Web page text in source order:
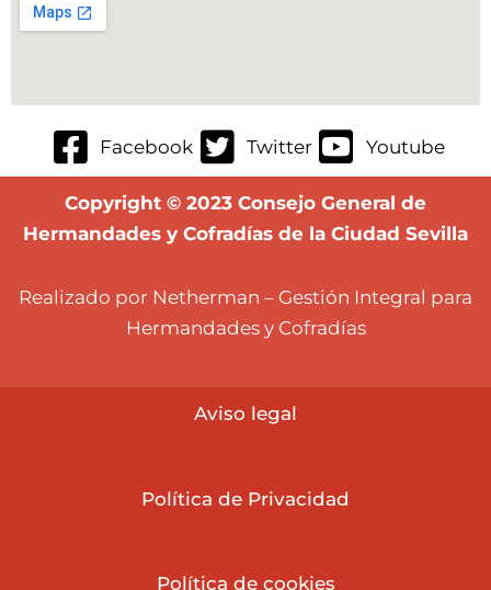
Facebook Twitter Youtube
Copyright © 2023 Consejo General de
Hermandades y Cofradías de la Ciudad Sevilla
Realizado por Netherman – Gestión Integral para
Hermandades y Cofradías
Aviso legal
Política de Privacidad
Política de cookies